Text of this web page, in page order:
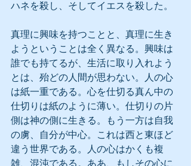
ハネを殺し、そしてイエスを殺した。
真理に興味を持つことと、真理に生き
ようということは全く異なる。興味は
誰でも持てるが、生活に取り入れよう
とは、殆どの人間が思わない。人の心
は紙一重である。心を仕切る真ん中の
仕切りは紙のように薄い。仕切りの片
側は神の側に生きる。もう一方は自我
の虜、自分が中心。これは西と東ほど
違う世界である。人の心はかくも複
雑、混沌である。ああ、もしその心に